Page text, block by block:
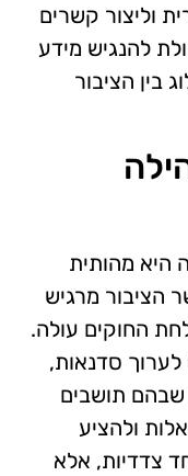
וליצור קשרים
להנגיש מידע
בין הציבור
היא מהותית
הציבור מרגיש
החוקים עולה.
סדנאות,
שבהם תושבים
ולהציע
צדדיות, אלא